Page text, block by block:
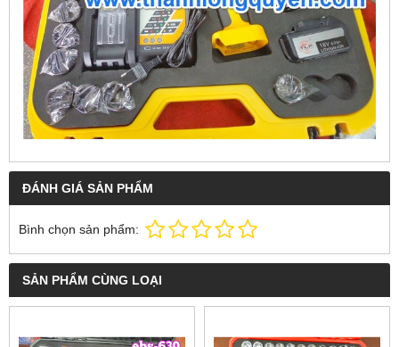
ĐÁNH GIÁ SẢN PHẨM
Bình chọn sản phẩm:
SẢN PHẨM CÙNG LOẠI